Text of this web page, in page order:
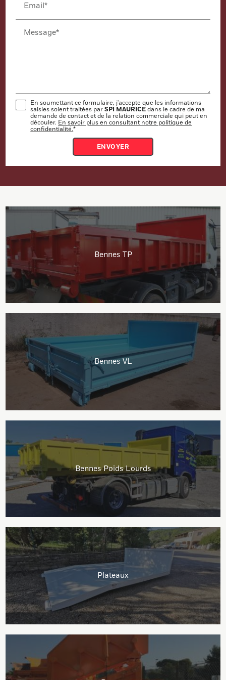
Email*
Message*
En soumettant ce formulaire, j'accepte que les informations
saisies soient traitées parSPI MAURICE dans le cadre de ma
demande de contact et de la relation commerciale qui peut en
découler. En savoir plus en consultant notre politique de
confidentialité.*
Bennes TP
Bennes VL
Bennes Poids Lourds
Plateaux